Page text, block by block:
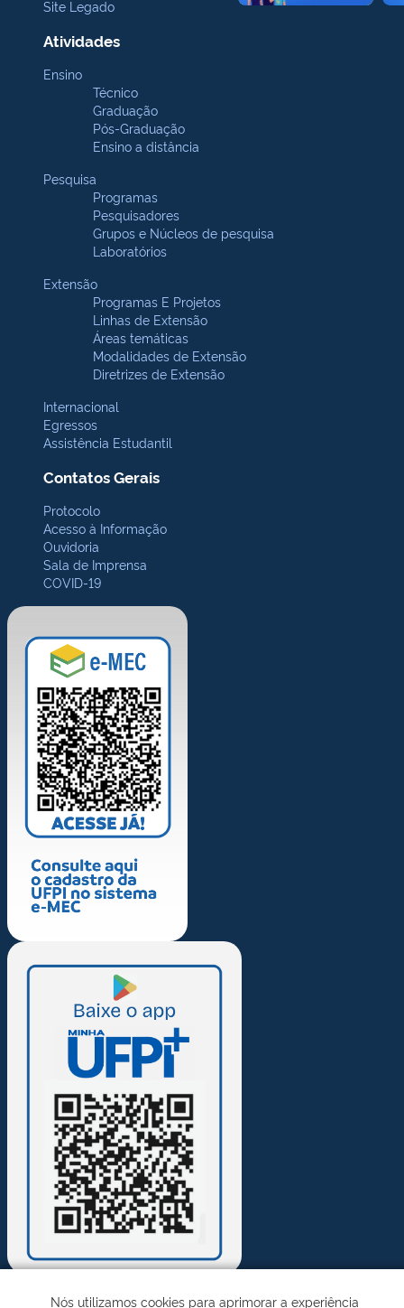
Site Legado
Atividades
Ensino
Técnico
Graduação
Pós-Graduação
Ensino a distância
Pesquisa
Programas
Pesquisadores
Grupos e Núcleos de pesquisa
Laboratórios
Extensão
Programas E Projetos
Linhas de Extensão
Áreas temáticas
Modalidades de Extensão
Diretrizes de Extensão
Internacional
Egressos
Assistência Estudantil
Contatos Gerais
Protocolo
Acesso à Informação
Ouvidoria
Sala de Imprensa
COVID-19
Nós utilizamos cookies para aprimorar a experiência